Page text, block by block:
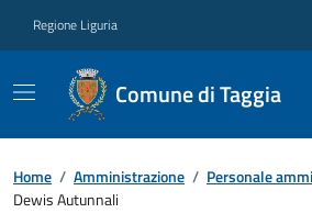
Regione Liguria
Comune di Taggia
Home / Amministrazione / Personale
Dewis Autunnali